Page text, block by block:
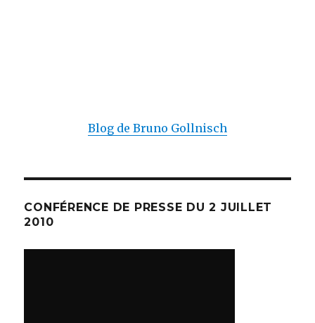
Blog de Bruno Gollnisch
CONFÉRENCE DE PRESSE DU 2 JUILLET
2010